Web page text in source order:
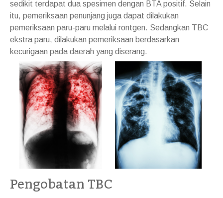
sedikit terdapat dua spesimen dengan BTA positif. Selain
itu, pemeriksaan penunjang juga dapat dilakukan
pemeriksaan paru-paru melalui rontgen. Sedangkan TBC
ekstra paru, dilakukan pemeriksaan berdasarkan
kecurigaan pada daerah yang diserang.
Pengobatan TBC